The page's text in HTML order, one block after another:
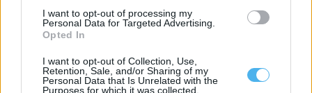
I want to opt-out of processing my
Personal Data for Targeted Advertising.
Opted In
I want to opt-out of Collection, Use,
Retention, Sale, and/or Sharing of my
Personal Data that Is Unrelated with the
Purposes for which it was collected.
O 14.º Festival Internacional de Cinema de Marvão e Valencia de
Alcántara decorre entre...
3 Agosto, 2026 - 11:59